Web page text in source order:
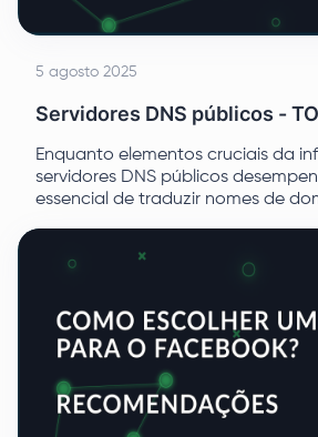
5 agosto 2025
Servidores DNS públicos -
Enquanto elementos cruciais da
servidores DNS públicos
essencial de traduzir nomes de
específicos.